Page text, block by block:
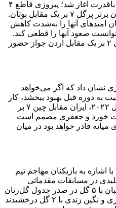
برای رسیدن به جام جهانی ۲۰۲۶ باقدرت آغاز شد؛ پیروزی قاطع ۴
بر صفر مقابل سنگاپور و پس از آن برتر پرگل ۷ بر یک مقابل بوتان.
لبنان امید‌های آنها را به‌شدت کاهش
صعود آنها را قطعی کند.
شاگردان مرضیه جعفری با برتری ۲ بر یک مقابل اردن جواز حضور
نشان داد که اگر می‌خواهد
به دوره قبل بهبود ببخشد، کار
بسیار سختی در پیش دارد. در سال ۲۰۲۲، ایران مقابل چین ۷ بر
صفر شکست خورد و جعفری مصمم است
قادر خواهد بود در میان
اشاره به بازیکنان مهاجم تیم
در مسابقات مقدماتی
پیشرفت خوبی داشتند؛ فاطمه شبان با ۵ گل در صدر جدول گل‌زنان
قرار گرفت. سارا دیدار، زهرا قنبری و نگین زندی با ۲ گل درخشیدند